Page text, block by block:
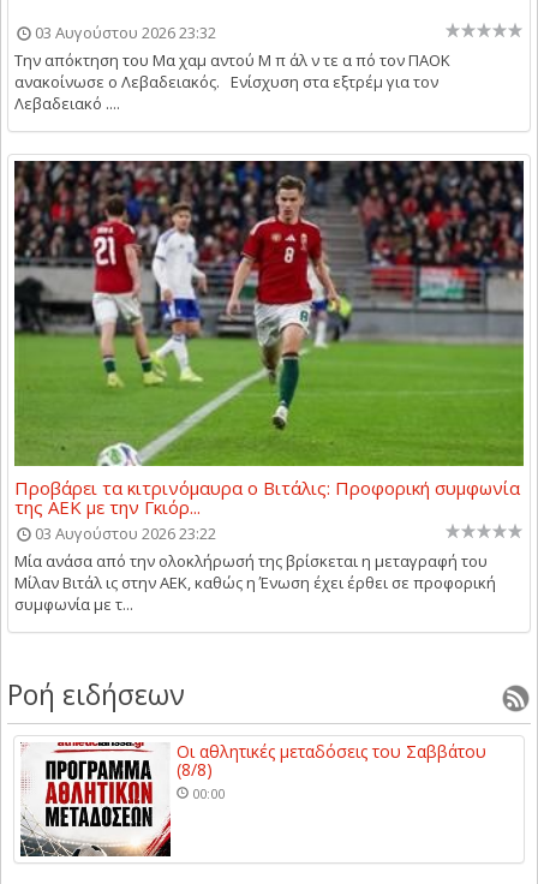
03 Αυγούστου 2026 23:32
Την απόκτηση του Μα χαμ αντού Μ π άλ ν τε α πό τον ΠΑΟΚ
ανακοίνωσε ο Λεβαδειακός. Ενίσχυση στα εξτρέμ για τον
Λεβαδειακό ....
Προβάρει τα κιτρινόμαυρα ο Βιτάλις: Προφορική συμφωνία
της ΑΕΚ με την Γκιόρ...
03 Αυγούστου 2026 23:22
Μία ανάσα από την ολοκλήρωσή της βρίσκεται η μεταγραφή του
Μίλαν Βιτάλ ις στην ΑΕΚ, καθώς η Ένωση έχει έρθει σε προφορική
συμφωνία με τ...
Ροή ειδήσεων
Οι αθλητικές μεταδόσεις του Σαββάτου
(8/8)
00:00